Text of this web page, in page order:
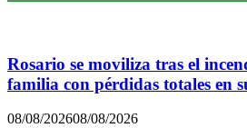
Rosario se moviliza tras el
familia con pérdidas totales en
08/08/202608/08/2026